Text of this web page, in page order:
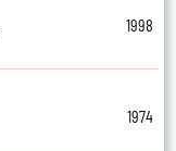
1998
1974